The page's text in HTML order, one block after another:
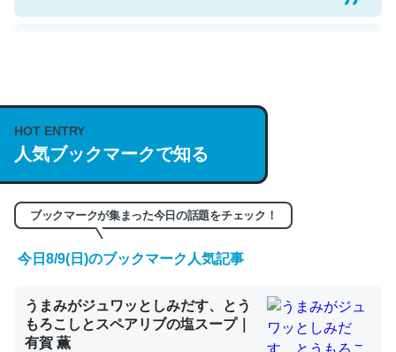
https://isobe324649.hatenablog.com/entry/2023/03/27
/064121
─GPTの仕組みと限界についての考察（１） - conceptualization
くらい。小説でいう「ずっと前の伏線」は回収されないけ
ど、短期記憶というには多い分量。進化すればするほど分
かりやすく強くなりそう
HOT ENTRY
人気ブックマークで知る
ブックマークが集まった今日の話題をチェック！
今日8/9(日)のブックマーク人気記事
うまみがジュワッとしみだす、とう
もろこしとスペアリブの塩スープ｜
有賀 薫